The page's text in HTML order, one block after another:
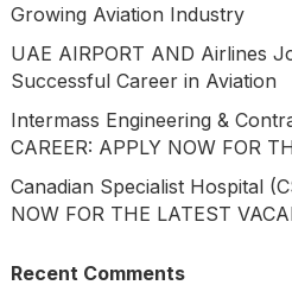
Growing Aviation Industry
UAE AIRPORT AND Airlines
Successful Career in Aviation
Intermass Engineering &
CAREER: APPLY NOW FOR
Canadian Specialist Hospital
NOW FOR THE LATEST
Recent Comments